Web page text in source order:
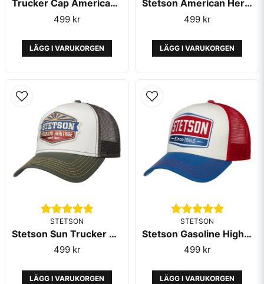
Trucker Cap American Heritage Classic Grey - Stetson
499 kr
LÄGG I VARUKORGEN
Stetson American Heritage Trucker Cap Navy White
499 kr
LÄGG I VARUKORGEN
STETSON
Stetson Sun Trucker Cap Olive
499 kr
LÄGG I VARUKORGEN
STETSON
Stetson Gasoline Highway Trucker Blue Red
499 kr
LÄGG I VARUKORGEN